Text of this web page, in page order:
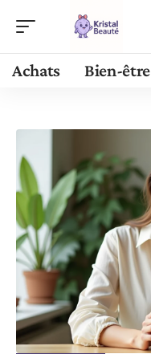
Achats Bien-être